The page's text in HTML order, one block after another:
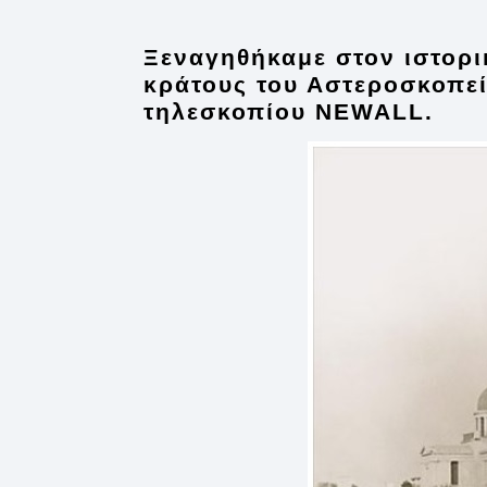
Ξεναγηθήκαμε στον
κράτους του
τηλεσκοπίου NEWALL.